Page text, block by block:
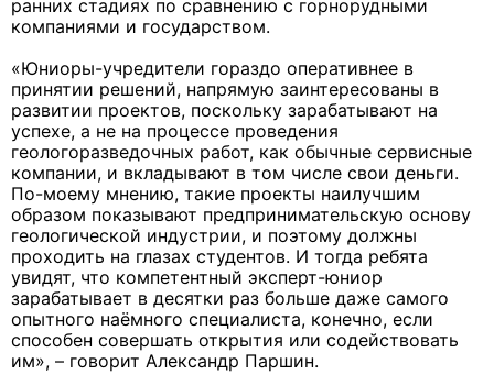
ранних стадиях по сравнению с горнорудными
компаниями и государством.
«Юниоры-учредители гораздо оперативнее в
принятии решений, напрямую заинтересованы в
развитии проектов, поскольку зарабатывают на
успехе, а не на процессе проведения
геологоразведочных работ, как обычные сервисные
компании, и вкладывают в том числе свои деньги.
По-моему мнению, такие проекты наилучшим
образом показывают предпринимательскую основу
геологической индустрии, и поэтому должны
проходить на глазах студентов. И тогда ребята
увидят, что компетентный эксперт-юниор
зарабатывает в десятки раз больше даже самого
опытного наёмного специалиста, конечно, если
способен совершать открытия или содействовать
им», – говорит Александр Паршин.